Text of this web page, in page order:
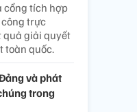
cổng tích hợp
trực
quả giải quyết
toàn quốc.
và phát
trong